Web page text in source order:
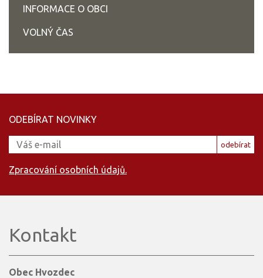
INFORMACE O OBCI
VOLNÝ ČAS
ODEBÍRAT NOVINKY
odebírat
Zpracování osobních údajů.
Kontakt
Obec Hvozdec